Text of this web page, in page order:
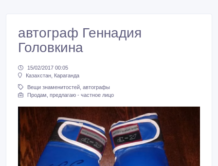
автограф Геннадия
Головкина
15/02/2017 00:05
Казахстан, Караганда
Вещи знаменитостей, автографы
Продам, предлагаю - частное лицо